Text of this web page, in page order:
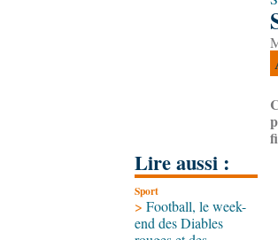
Lire aussi :
Sport
> Football, le week-
end des Diables